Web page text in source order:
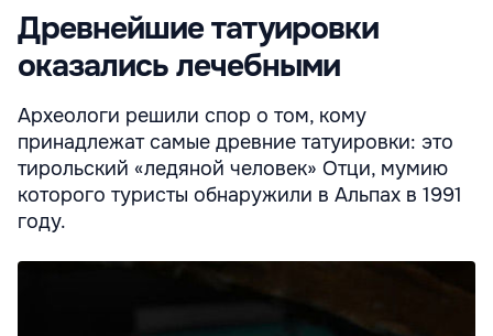
Древнейшие татуировки
оказались лечебными
Археологи решили спор о том, кому
принадлежат самые древние татуировки: это
тирольский «ледяной человек» Отци, мумию
которого туристы обнаружили в Альпах в 1991
году.